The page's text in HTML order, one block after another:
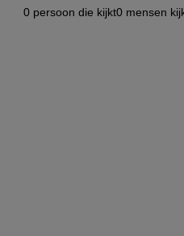
0 persoon die kijkt0 mensen